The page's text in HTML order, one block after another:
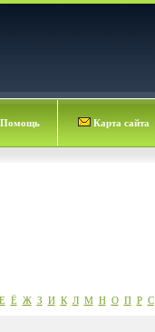
Помощь Карта сайта
Е Ё Ж З И К Л М Н О П Р С